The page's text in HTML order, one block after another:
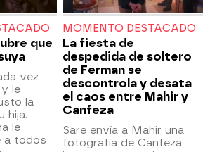
que
vez
le
la
hija.
le
a todos
MOMENTO DESTACADO
La fiesta de
despedida de soltero
de Ferman se
descontrola y desata
el caos entre Mahir y
Canfeza
Sare envía a Mahir una
fotografía de Canfeza